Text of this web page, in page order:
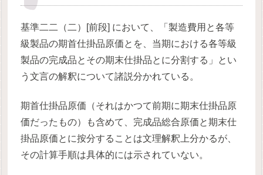
基準二二（二）[前段] において、「製造費用と各等
級製品の期首仕掛品原価とを、当期における各等級
製品の完成品とその期末仕掛品とに分割する」とい
う文言の解釈について諸説分かれている。
期首仕掛品原価（それはかつて前期に期末仕掛品原
価だったもの）も含めて、完成品総合原価と期末仕
掛品原価とに按分することは文理解釈上分かるが、
その計算手順は具体的には示されていない。